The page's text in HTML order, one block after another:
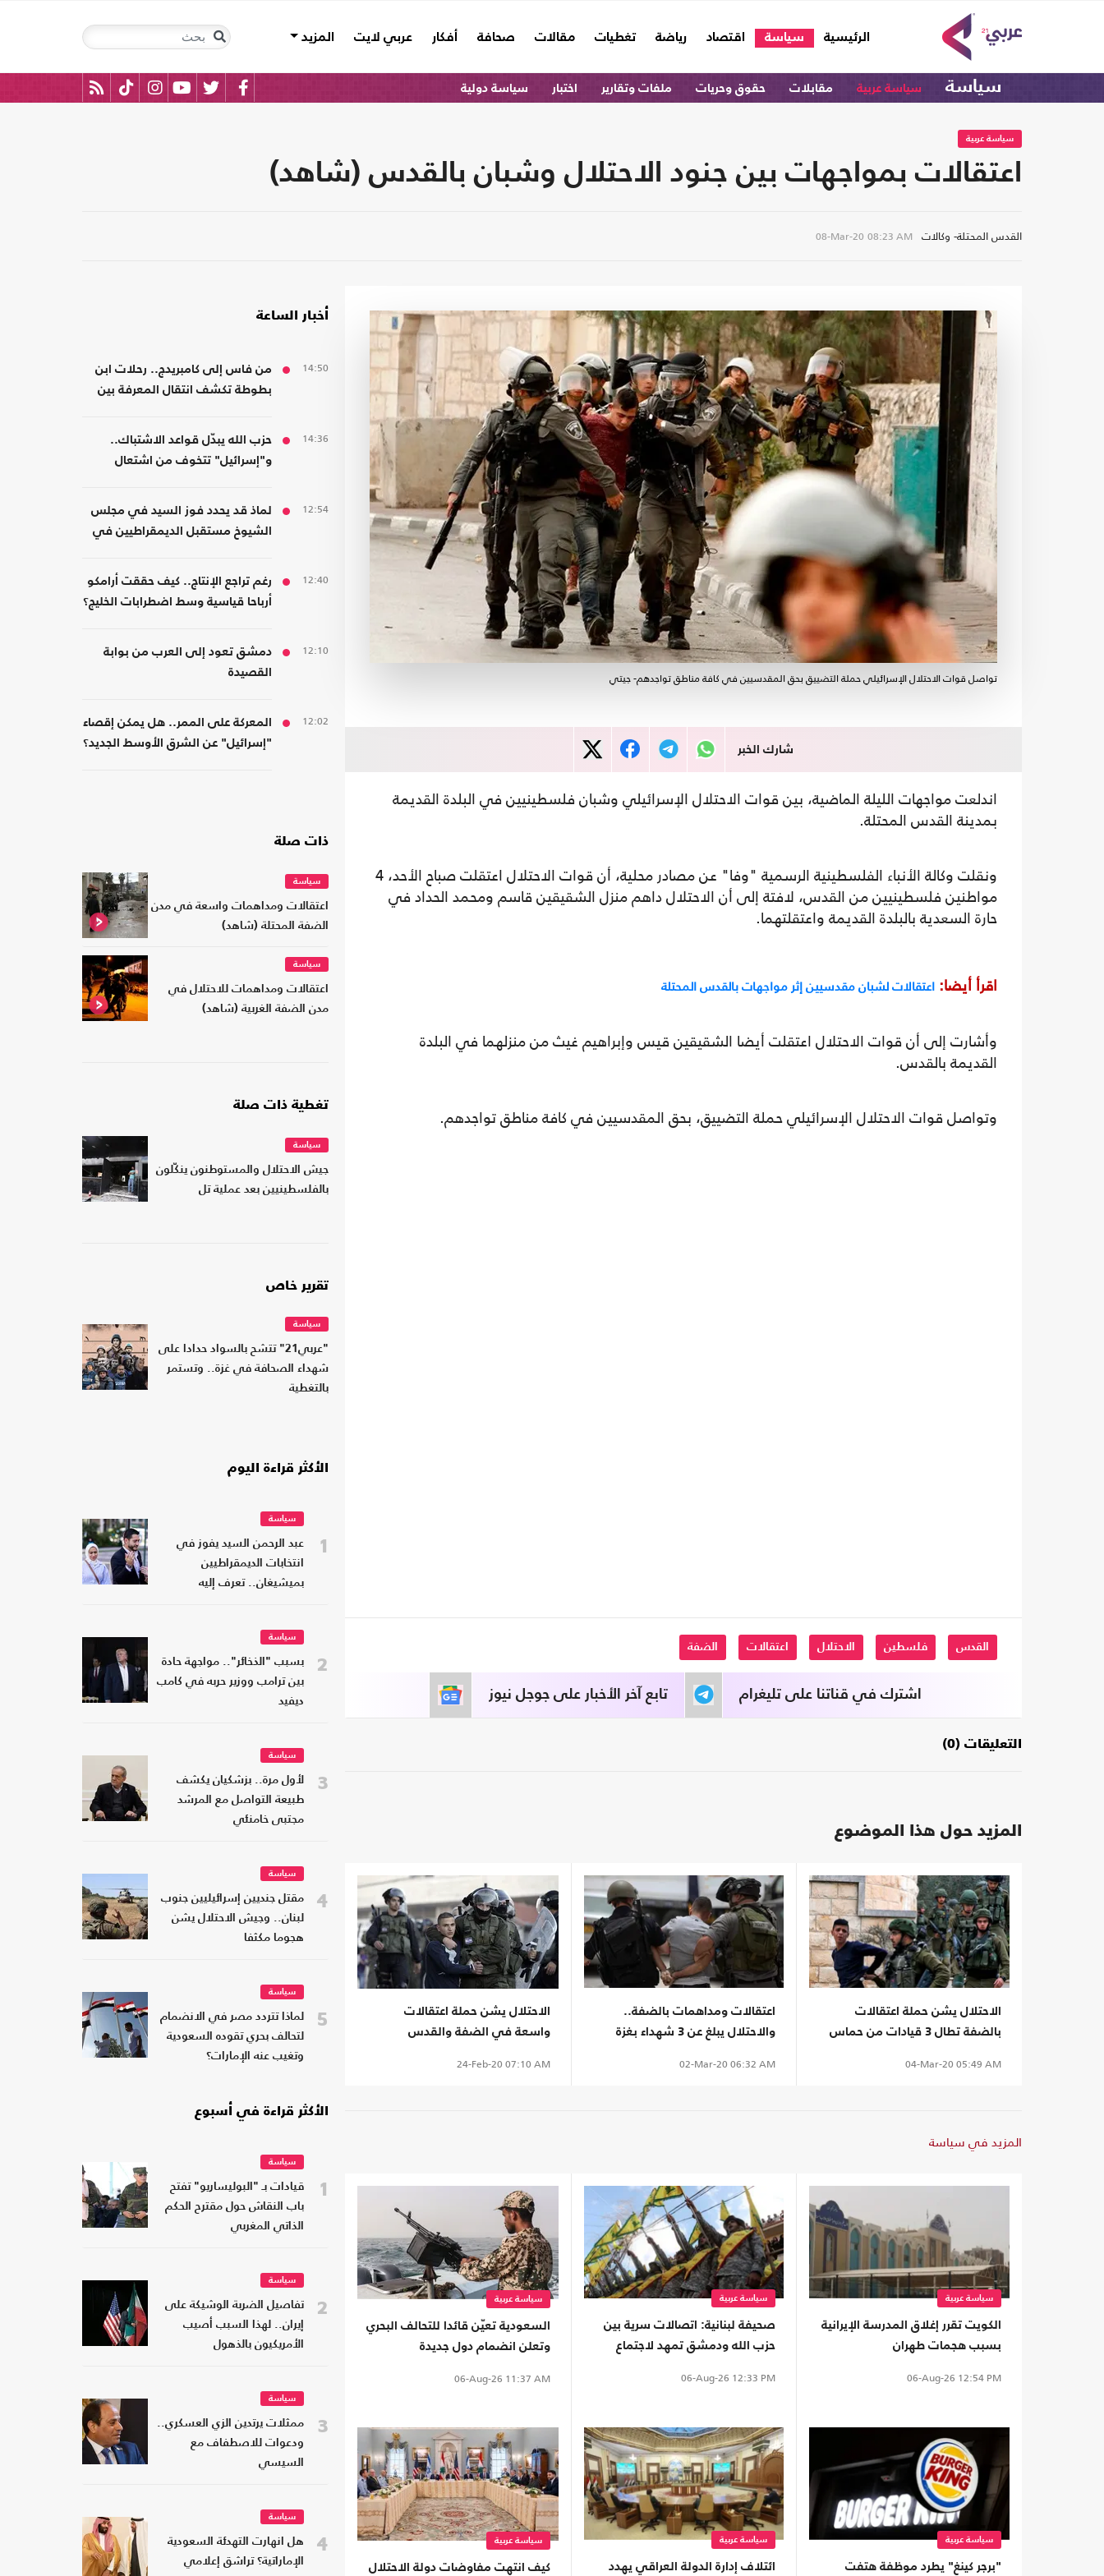
الرئيسية
(current) سياسة اقتصاد رياضة تغطيات مقالات صحافة أفكار عربي لايت المزيد
سياسة سياسة عربية مقابلات حقوق وحريات ملفات وتقارير اختبار سياسة دولية
سياسة عربية
اعتقالات بمواجهات بين جنود الاحتلال وشبان بالقدس (شاهد)
القدس المحتلة- وكالات 08-Mar-20 08:23 AM
تواصل قوات الاحتلال الإسرائيلي حملة التضييق بحق المقدسيين في كافة مناطق تواجدهم- جيتي
شارك الخبر
اندلعت مواجهات الليلة الماضية، بين قوات الاحتلال الإسرائيلي وشبان فلسطينيين في البلدة القديمة
بمدينة القدس المحتلة.
ونقلت وكالة الأنباء الفلسطينية الرسمية "وفا" عن مصادر محلية، أن قوات الاحتلال اعتقلت صباح الأحد، 4
مواطنين فلسطينيين من القدس، لافتة إلى أن الاحتلال داهم منزل الشقيقين قاسم ومحمد الحداد في
حارة السعدية بالبلدة القديمة واعتقلتهما.
اقرأ أيضا: اعتقالات لشبان مقدسيين إثر مواجهات بالقدس المحتلة
وأشارت إلى أن قوات الاحتلال اعتقلت أيضا الشقيقين قيس وإبراهيم غيث من منزلهما في البلدة
القديمة بالقدس.
وتواصل قوات الاحتلال الإسرائيلي حملة التضييق، بحق المقدسيين في كافة مناطق تواجدهم.
القدس فلسطين الاحتلال اعتقالات الضفة
تابع آخر الأخبار على جوجل نيوز اشترك في قناتنا على تليغرام
التعليقات (0)
المزيد حول هذا الموضوع
الاحتلال يشن حملة اعتقالات
بالضفة تطال 3 قيادات من حماس
04-Mar-20 05:49 AM
اعتقالات ومداهمات بالضفة..
والاحتلال يبلغ عن 3 شهداء بغزة
02-Mar-20 06:32 AM
الاحتلال يشن حملة اعتقالات
واسعة في الضفة والقدس
24-Feb-20 07:10 AM
المزيد في سياسة
سياسة عربية
الكويت تقرر إغلاق المدرسة الإيرانية
بسبب هجمات طهران
06-Aug-26 12:54 PM
سياسة عربية
صحيفة لبنانية: اتصالات سرية بين
حزب الله ودمشق تمهد لاجتماع
06-Aug-26 12:33 PM
سياسة عربية
السعودية تعيّن قائدا للتحالف البحري
وتعلن انضمام دول جديدة
06-Aug-26 11:37 AM
سياسة عربية
"برجر كينغ" يطرد موظفة هتفت
سياسة عربية
ائتلاف إدارة الدولة العراقي يهدد
سياسة عربية
كيف انتهت مفاوضات دولة الاحتلال
أخبار الساعة
14:50
من فاس إلى كامبريدج.. رحلات ابن
بطوطة تكشف انتقال المعرفة بين
14:36
حزب الله يبدّل قواعد الاشتباك..
و"إسرائيل" تتخوف من اشتعال
12:54
لماذ قد يحدد فوز السيد في مجلس
الشيوخ مستقبل الديمقراطيين في
12:40
رغم تراجع الإنتاج.. كيف حققت أرامكو
أرباحا قياسية وسط اضطرابات الخليج؟
12:10
دمشق تعود إلى العرب من بوابة
القصيدة
12:02
المعركة على الممر.. هل يمكن إقصاء
"إسرائيل" عن الشرق الأوسط الجديد؟
ذات صلة
سياسة
اعتقالات ومداهمات واسعة في مدن
الضفة المحتلة (شاهد)
سياسة
اعتقالات ومداهمات للاحتلال في
مدن الضفة الغربية (شاهد)
تغطية ذات صلة
سياسة
جيش الاحتلال والمستوطنون ينكّلون
بالفلسطينيين بعد عملية تل
تقرير خاص
سياسة
"عربي21" تتشح بالسواد حدادا على
شهداء الصحافة في غزة.. وتستمر
بالتغطية
الأكثر قراءة اليوم
1
سياسة
عبد الرحمن السيد يفوز في
انتخابات الديمقراطيين
بميشيغان.. تعرف إليه
2
سياسة
بسبب "الذخائر".. مواجهة حادة
بين ترامب ووزير حربه في كامب
ديفيد
3
سياسة
لأول مرة.. بزشكيان يكشف
طبيعة التواصل مع المرشد
مجتبى خامنئي
4
سياسة
مقتل جنديين إسرائيليين جنوب
لبنان.. وجيش الاحتلال يشن
هجوما مكثفا
5
سياسة
لماذا تتردد مصر في الانضمام
لتحالف بحري تقوده السعودية
وتغيب عنه الإمارات؟
الأكثر قراءة في أسبوع
1
سياسة
قيادات بـ "البوليساريو" تفتح
باب النقاش حول مقترح الحكم
الذاتي المغربي
2
سياسة
تفاصيل الضربة الوشيكة على
إيران.. لهذا السبب أصيب
الأمريكيون بالذهول
3
سياسة
ممثلات يرتدين الزي العسكري..
ودعوات للاصطفاف مع
السيسي
4
سياسة
هل انهارت التهدئة السعودية
الإماراتية؟ تراشق إعلامي